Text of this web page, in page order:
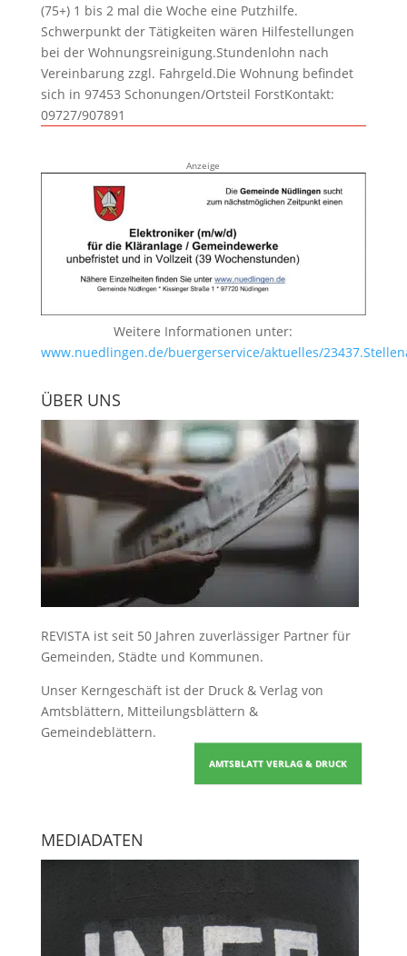
(75+) 1 bis 2 mal die Woche eine Putzhilfe.
Schwerpunkt der Tätigkeiten wären Hilfestellungen
bei der Wohnungsreinigung.Stundenlohn nach
Vereinbarung zzgl. Fahrgeld.Die Wohnung befindet
sich in 97453 Schonungen/Ortsteil ForstKontakt:
09727/907891
Anzeige
Weitere Informationen unter:
www.nuedlingen.de/buergerservice/aktuelles/
ÜBER UNS
REVISTA ist seit 50 Jahren zuverlässiger Partner für
Gemeinden, Städte und Kommunen.
Unser Kerngeschäft ist der Druck & Verlag von
Amtsblättern, Mitteilungsblättern &
Gemeindeblättern.
AMTSBLATT VERLAG & DRUCK
MEDIADATEN